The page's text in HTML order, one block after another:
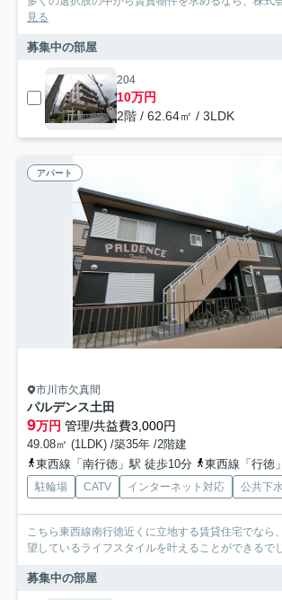
見る
募集中の部屋
204
10万円
2階 / 62.64㎡ / 3LDK
アパート
市川市欠真間
パルデンス土田
9万円 管理/共益費3,000円
49.08㎡ (1LDK) /築35年 /2階建
東西線「南行徳」駅 徒歩10分
東西線「行徳
駐輪場 CATV インターネット対応 公共下
こちら東西線南行徳近くに立地する賃貸住宅でなら
望しているライフスタイルを叶えることができるで
募集中の部屋